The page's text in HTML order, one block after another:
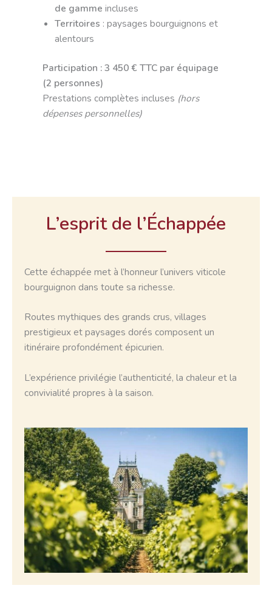
de gamme incluses
Territoires : paysages bourguignons et
alentours
Participation : 3 450 € TTC par équipage
(2 personnes)
Prestations complètes incluses (hors
dépenses personnelles)
L’esprit de l’Échappée
Cette échappée met à l’honneur l’univers viticole
bourguignon dans toute sa richesse.
Routes mythiques des grands crus, villages
prestigieux et paysages dorés composent un
itinéraire profondément épicurien.
L’expérience privilégie l’authenticité, la chaleur et la
convivialité propres à la saison.